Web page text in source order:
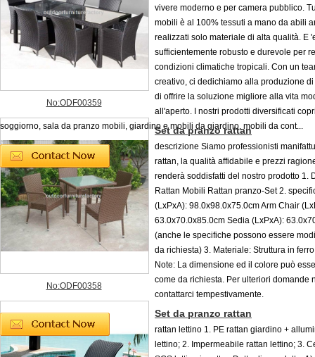
No:ODF00359
vivere moderno e per camera pubblico.
mobili è al 100% tessuti a mano da abili
realizzati solo materiale di alta qualità. E
sufficientemente robusto e durevole per
condizioni climatiche tropicali. Con un
creativo, ci dedichiamo alla produzione
di offrire la soluzione migliore alla vita
all'aperto. I nostri prodotti diversificati
soggiorno, sala da pranzo mobili, giardino e mobili da giardino, mobili da cont...
No:ODF00358
Set da pranzo rattan
descrizione Siamo professionisti
rattan, la qualità affidabile e prezzi
renderà soddisfatti del nostro prodotto 1.
Rattan Mobili Rattan pranzo-Set 2.
(LxPxA): 98.0x98.0x75.0cm Arm Chair
63.0x70.0x85.0cm Sedia (LxPxA):
(anche le specifiche possono essere
da richiesta) 3. Materiale: Struttura in
Note: La dimensione ed il colore può
come da richiesta. Per ulteriori domande
contattarci tempestivamente.
Set da pranzo rattan
rattan lettino 1. PE rattan giardino +
lettino; 2. Impermeabile rattan lettino; 3.